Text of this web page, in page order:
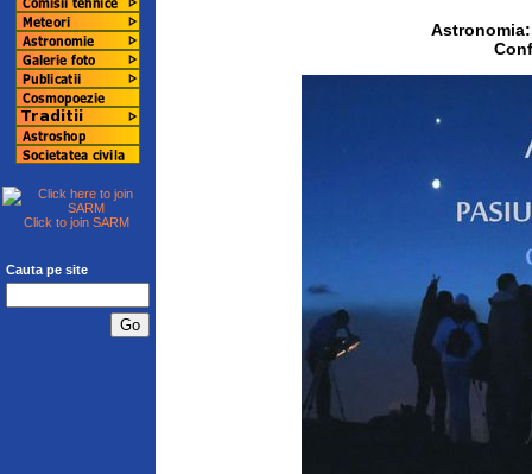
Click to join SARM
Cauta pe site